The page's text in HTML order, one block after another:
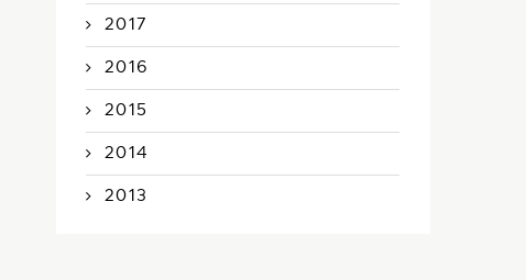
2017
2016
2015
2014
2013